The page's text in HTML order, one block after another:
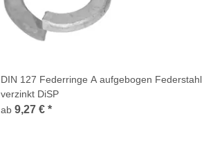
DIN 127 Federringe A aufgebogen Federstahl
verzinkt DiSP
ab 9,27 € *